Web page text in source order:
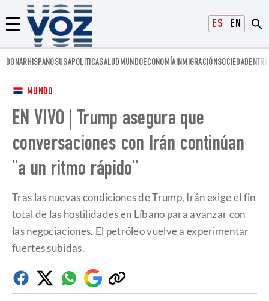
ESPAÑOLENGLISH
Menú
Voz.us
DONARHISPANOSUSAPOLITICASALUD MUNDOECONOMÍAINMIGRACIÓNSOCIEDAD
MUNDO
EN VIVO | Trump asegura que
conversaciones con Irán continúan
"a un ritmo rápido"
Tras las nuevas condiciones de Trump, Irán exige el fin
total de las hostilidades en Líbano para avanzar con
las negociaciones. El petróleo vuelve a experimentar
fuertes subidas.
FacebookTwitterWhatsapp
Google
Discover
Copiar
enlace